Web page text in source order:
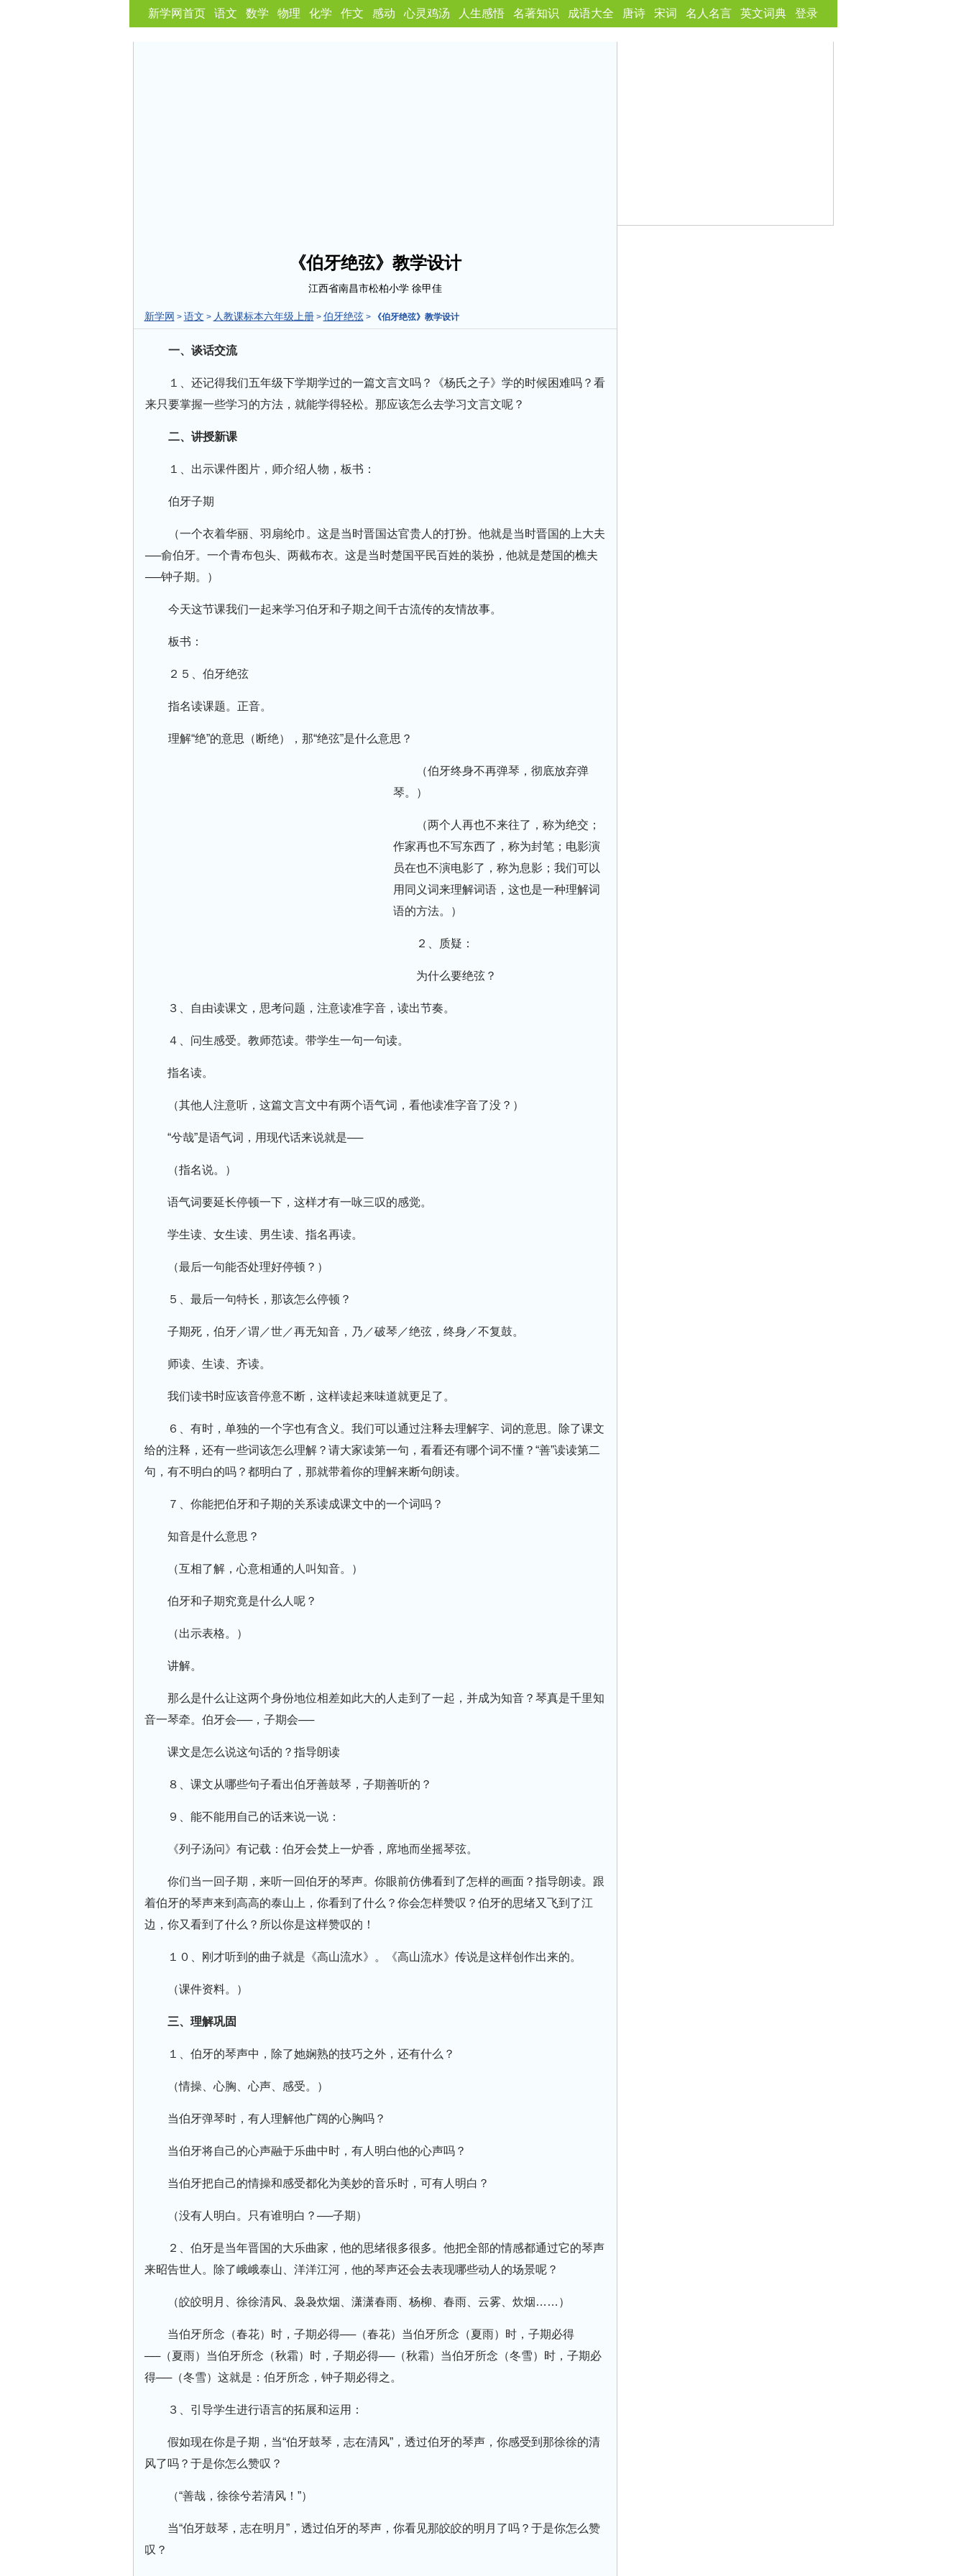
新学网首页 语文 数学 物理 化学 作文 感动 心灵鸡汤 人生感悟 名著知识 成语大全 唐诗 宋词 名人名言 英文词典 登录
《伯牙绝弦》教学设计
江西省南昌市松柏小学 徐甲佳
新学网 > 语文 > 人教课标本六年级上册> 伯牙绝弦> 《伯牙绝弦》教学设计
一、谈话交流
１、还记得我们五年级下学期学过的一篇文言文吗？《杨氏之子》学的时候困难吗？看
来只要掌握一些学习的方法，就能学得轻松。那应该怎么去学习文言文呢？
二、讲授新课
１、出示课件图片，师介绍人物，板书：
伯牙子期
（一个衣着华丽、羽扇纶巾。这是当时晋国达官贵人的打扮。他就是当时晋国的上大夫
──俞伯牙。一个青布包头、两截布衣。这是当时楚国平民百姓的装扮，他就是楚国的樵夫
──钟子期。）
今天这节课我们一起来学习伯牙和子期之间千古流传的友情故事。
板书：
２５、伯牙绝弦
指名读课题。正音。
理解“绝”的意思（断绝），那“绝弦”是什么意思？
（伯牙终身不再弹琴，彻底放弃弹
琴。）
（两个人再也不来往了，称为绝交；
作家再也不写东西了，称为封笔；电影演
员在也不演电影了，称为息影；我们可以
用同义词来理解词语，这也是一种理解词
语的方法。）
２、质疑：
为什么要绝弦？
３、自由读课文，思考问题，注意读准字音，读出节奏。
４、问生感受。教师范读。带学生一句一句读。
指名读。
（其他人注意听，这篇文言文中有两个语气词，看他读准字音了没？）
“兮哉”是语气词，用现代话来说就是──
（指名说。）
语气词要延长停顿一下，这样才有一咏三叹的感觉。
学生读、女生读、男生读、指名再读。
（最后一句能否处理好停顿？）
５、最后一句特长，那该怎么停顿？
子期死，伯牙／谓／世／再无知音，乃／破琴／绝弦，终身／不复鼓。
师读、生读、齐读。
我们读书时应该音停意不断，这样读起来味道就更足了。
６、有时，单独的一个字也有含义。我们可以通过注释去理解字、词的意思。除了课文
给的注释，还有一些词该怎么理解？请大家读第一句，看看还有哪个词不懂？“善”读读第二
句，有不明白的吗？都明白了，那就带着你的理解来断句朗读。
７、你能把伯牙和子期的关系读成课文中的一个词吗？
知音是什么意思？
（互相了解，心意相通的人叫知音。）
伯牙和子期究竟是什么人呢？
（出示表格。）
讲解。
那么是什么让这两个身份地位相差如此大的人走到了一起，并成为知音？琴真是千里知
音一琴牵。伯牙会──，子期会──
课文是怎么说这句话的？指导朗读
８、课文从哪些句子看出伯牙善鼓琴，子期善听的？
９、能不能用自己的话来说一说：
《列子汤问》有记载：伯牙会焚上一炉香，席地而坐摇琴弦。
你们当一回子期，来听一回伯牙的琴声。你眼前仿佛看到了怎样的画面？指导朗读。跟
着伯牙的琴声来到高高的泰山上，你看到了什么？你会怎样赞叹？伯牙的思绪又飞到了江
边，你又看到了什么？所以你是这样赞叹的！
１０、刚才听到的曲子就是《高山流水》。《高山流水》传说是这样创作出来的。
（课件资料。）
三、理解巩固
１、伯牙的琴声中，除了她娴熟的技巧之外，还有什么？
（情操、心胸、心声、感受。）
当伯牙弹琴时，有人理解他广阔的心胸吗？
当伯牙将自己的心声融于乐曲中时，有人明白他的心声吗？
当伯牙把自己的情操和感受都化为美妙的音乐时，可有人明白？
（没有人明白。只有谁明白？──子期）
２、伯牙是当年晋国的大乐曲家，他的思绪很多很多。他把全部的情感都通过它的琴声
来昭告世人。除了峨峨泰山、洋洋江河，他的琴声还会去表现哪些动人的场景呢？
（皎皎明月、徐徐清风、袅袅炊烟、潇潇春雨、杨柳、春雨、云雾、炊烟……）
当伯牙所念（春花）时，子期必得──（春花）当伯牙所念（夏雨）时，子期必得
──（夏雨）当伯牙所念（秋霜）时，子期必得──（秋霜）当伯牙所念（冬雪）时，子期必
得──（冬雪）这就是：伯牙所念，钟子期必得之。
３、引导学生进行语言的拓展和运用：
假如现在你是子期，当“伯牙鼓琴，志在清风”，透过伯牙的琴声，你感受到那徐徐的清
风了吗？于是你怎么赞叹？
（“善哉，徐徐兮若清风！”）
当“伯牙鼓琴，志在明月”，透过伯牙的琴声，你看见那皎皎的明月了吗？于是你怎么赞
叹？